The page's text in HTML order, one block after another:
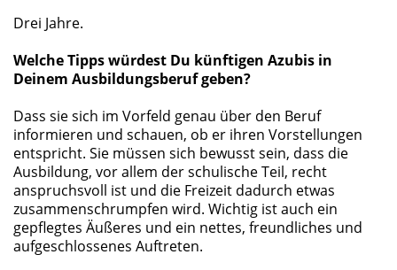
Drei Jahre.
Welche Tipps würdest Du künftigen Azubis in
Deinem Ausbildungsberuf geben?
Dass sie sich im Vorfeld genau über den Beruf
informieren und schauen, ob er ihren Vorstellungen
entspricht. Sie müssen sich bewusst sein, dass die
Ausbildung, vor allem der schulische Teil, recht
anspruchsvoll ist und die Freizeit dadurch etwas
zusammenschrumpfen wird. Wichtig ist auch ein
gepflegtes Äußeres und ein nettes, freundliches und
aufgeschlossenes Auftreten.